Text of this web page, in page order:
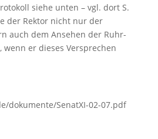
siehe unten – vgl. dort S.
der Rektor nicht nur der
auch dem Ansehen der Ruhr-
wenn er dieses Versprechen
dokumente/SenatXI-02-07.pdf